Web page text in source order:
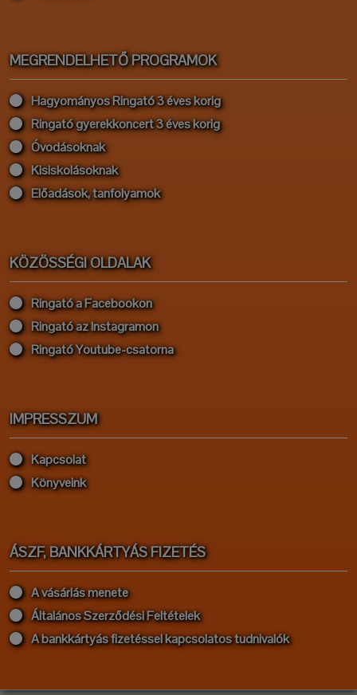
MEGRENDELHETŐ PROGRAMOK
Hagyományos Ringató 3 éves korig
Ringató gyerekkoncert 3 éves korig
Óvodásoknak
Kisiskolásoknak
Előadások, tanfolyamok
KÖZÖSSÉGI OLDALAK
Ringató a Facebookon
Ringató az Instagramon
Ringató Youtube-csatorna
IMPRESSZUM
Kapcsolat
Könyveink
ÁSZF, BANKKÁRTYÁS FIZETÉS
A vásárlás menete
Általános Szerződési Feltételek
A bankkártyás fizetéssel kapcsolatos tudnivalók